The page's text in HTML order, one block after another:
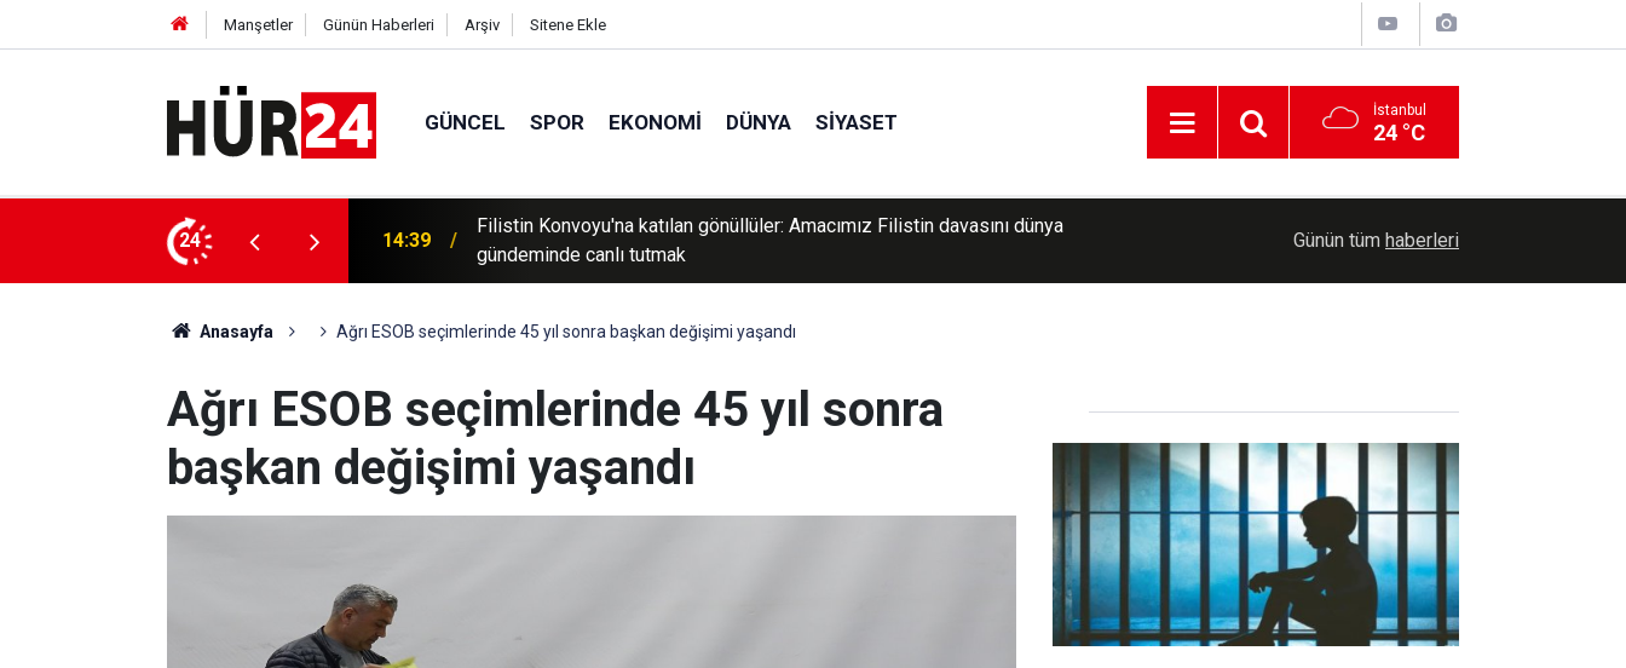
Manşetler Günün Haberleri Arşiv Sitene Ekle
GÜNCEL SPOR EKONOMI DÜNYA SIYASET İstanbul
24 °C
24
Amacımız Filistin davasını dünya
14:32 Türk Standardları Enstitüsü 129 personel alacak Günün tüm haberleri
Anasayfa Ağrı ESOB seçimlerinde 45 yıl sonra başkan değişimi yaşandı
Ağrı ESOB seçimlerinde 45 yıl sonra
başkan değişimi yaşandı